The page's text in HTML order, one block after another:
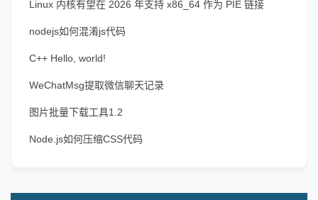
Linux 内核有望在 2026 年支持 x86_64 作为 PIE 链接
nodejs如何混淆js代码
C++ Hello, world!
WeChatMsg提取微信聊天记录
图片批量下载工具1.2
Node.js如何压缩CSS代码